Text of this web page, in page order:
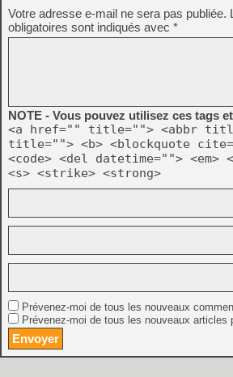
Votre adresse e-mail ne sera pas publiée.
obligatoires sont indiqués avec *
NOTE - Vous pouvez utilisez ces tags
<a href="" title=""> <abbr
title=""> <b> <blockquote
<code> <del datetime="">
<s> <strike> <strong>
Prévenez-moi de tous les nouveaux
Prévenez-moi de tous les nouveaux articles